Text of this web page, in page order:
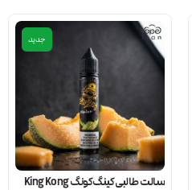
جدید
سالت طالبی کینگ کونگ King Kong